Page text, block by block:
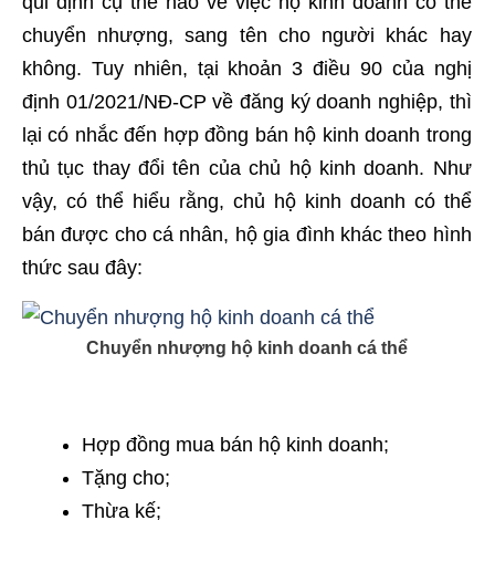
chuyển nhượng, sang tên cho người khác hay
không. Tuy nhiên, tại khoản 3 điều 90 của nghị
định 01/2021/NĐ-CP về đăng ký doanh nghiệp, thì
lại có nhắc đến hợp đồng bán hộ kinh doanh trong
thủ tục thay đổi tên của chủ hộ kinh doanh. Như
vậy, có thể hiểu rằng, chủ hộ kinh doanh có thể
bán được cho cá nhân, hộ gia đình khác theo hình
thức sau đây:
Chuyển nhượng hộ kinh doanh cá thể
Hợp đồng mua bán hộ kinh doanh;
Tặng cho;
Thừa kế;